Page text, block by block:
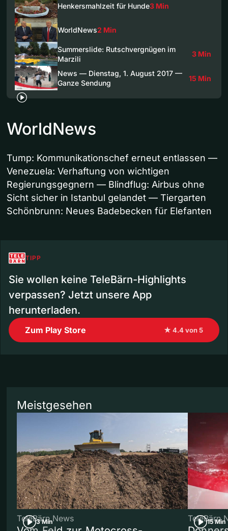
Henkersmahlzeit für Hunde3 Min
WorldNews2 Min
Summerslide: Rutschvergnügen im
Marzili
3 Min
News — Dienstag, 1. August 2017 —
Ganze Sendung
15 Min
WorldNews
Tump: Kommunikationschef erneut entlassen —
Venezuela: Verhaftung von wichtigen
Regierungsgegnern — Blindflug: Airbus ohne
Sicht sicher in Istanbul gelandet — Tiergarten
Schönbrunn: Neues Badebecken für Elefanten
TIPP
Sie wollen keine TeleBärn-Highlights
verpassen? Jetzt unsere App
herunterladen.
Zum Play Store ★ 4.4 von 5
Meistgesehen
3 Min
TeleBärn News 15 Min
TeleBärn